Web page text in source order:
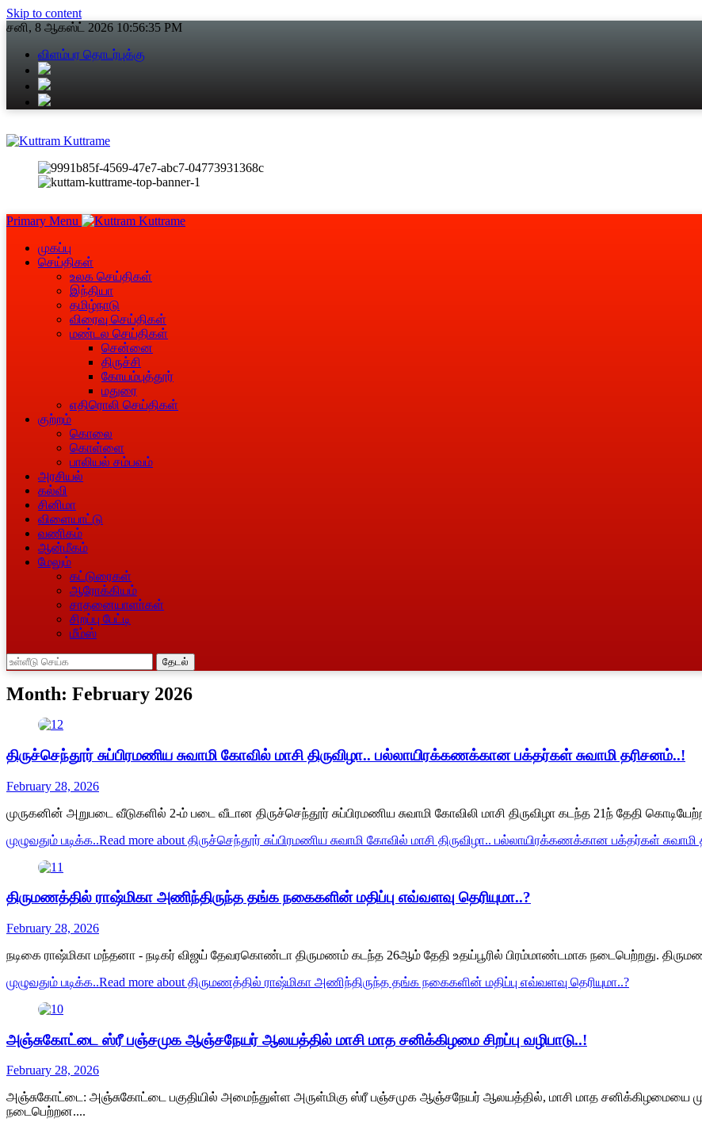
Skip to content
சனி, 8 ஆகஸ்ட் 2026 10:56:35 PM
விளம்பர தொடர்புக்கு
Primary Menu
முகப்பு
செய்திகள்
உலக செய்திகள்
இந்தியா
தமிழ்நாடு
விரைவு செய்திகள்
மண்டல செய்திகள்
சென்னை
திருச்சி
கோயம்புத்தூர்
மதுரை
எதிரொலி செய்திகள்
குற்றம்
கொலை
கொள்ளை
பாலியல் சம்பவம்
அரசியல்
கல்வி
சினிமா
விளையாட்டு
வணிகம்
ஆன்மீகம்
மேலும்
கட்டுரைகள்
ஆரோக்கியம்
சாதனையாளா்கள்
சிறப்பு பேட்டி
மீம்ஸ்
தேடல்
Month: February 2026
திருச்செந்தூர் சுப்பிரமணிய சுவாமி கோவில் மாசி திருவிழா.. பல்லாயிரக்கணக்கான பக்தர்கள் சுவாமி தரிசனம்..!
February 28, 2026
முருகனின் அறுபடை வீடுகளில் 2-ம் படை வீடான திருச்செந்தூர் சுப்பிரமணிய சுவாமி கோவிலி மாசி திருவிழா கடந்த 21ந் தேதி
முழுவதும் படிக்க..Read more about திருச்செந்தூர் சுப்பிரமணிய சுவாமி கோவில் மாசி திருவிழா.. பல்லாயிரக்கணக்கான பக்தர்கள்
திருமணத்தில் ராஷ்மிகா அணிந்திருந்த தங்க நகைகளின் மதிப்பு எவ்வளவு தெரியுமா..?
February 28, 2026
நடிகை ராஷ்மிகா மந்தனா - நடிகர் விஜய் தேவரகொண்டா திருமணம் கடந்த 26ஆம் தேதி உதய்பூரில் பிரம்மாண்டமாக நடைபெற்றது.
முழுவதும் படிக்க..Read more about திருமணத்தில் ராஷ்மிகா அணிந்திருந்த தங்க நகைகளின் மதிப்பு எவ்வளவு தெரியுமா..?
அஞ்சுகோட்டை ஸ்ரீ பஞ்சமுக ஆஞ்சநேயர் ஆலயத்தில் மாசி மாத சனிக்கிழமை சிறப்பு வழிபாடு..!
February 28, 2026
​அஞ்சுகோட்டை: அஞ்சுகோட்டை பகுதியில் அமைந்துள்ள அருள்மிகு ஸ்ரீ பஞ்சமுக ஆஞ்சநேயர் ஆலயத்தில், மாசி மாத சனிக்கிழமையை
நடைபெற்றன....